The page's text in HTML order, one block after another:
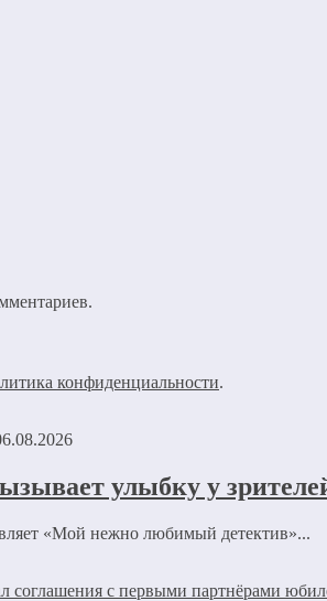
конфиденциальности.
улыбку у
«Мой нежно любимый детектив»...